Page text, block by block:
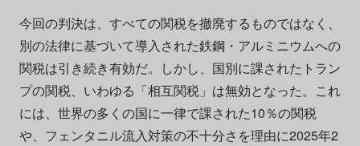
今回の判決は、すべての関税を撤廃するものではなく、
別の法律に基づいて導入された鉄鋼・アルミニウムへの
関税は引き続き有効だ。しかし、国別に課されたトラン
プの関税、いわゆる「相互関税」は無効となった。これ
には、世界の多くの国に一律で課された10％の関税
や、フェンタニル流入対策の不十分さを理由に2025年2